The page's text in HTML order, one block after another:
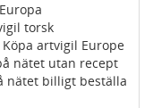
torsk
artvigil Europe
nätet utan recept
nätet billigt beställa